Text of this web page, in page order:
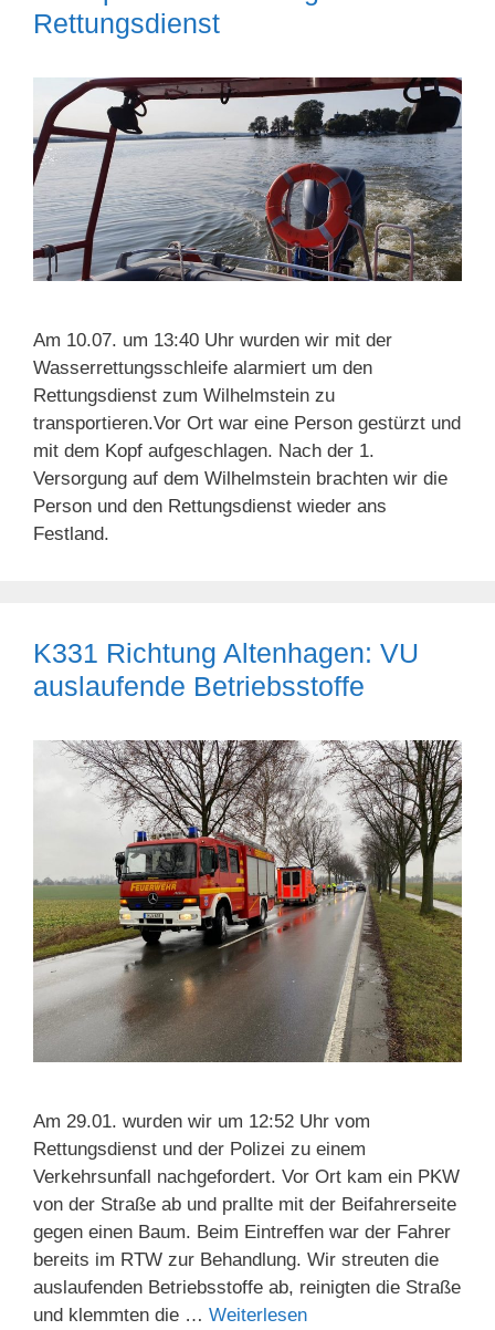
Rettungsdienst
Am 10.07. um 13:40 Uhr wurden wir mit der
Wasserrettungsschleife alarmiert um den
Rettungsdienst zum Wilhelmstein zu
transportieren.Vor Ort war eine Person gestürzt und
mit dem Kopf aufgeschlagen. Nach der 1.
Versorgung auf dem Wilhelmstein brachten wir die
Person und den Rettungsdienst wieder ans
Festland.
K331 Richtung Altenhagen: VU
auslaufende Betriebsstoffe
Am 29.01. wurden wir um 12:52 Uhr vom
Rettungsdienst und der Polizei zu einem
Verkehrsunfall nachgefordert. Vor Ort kam ein PKW
von der Straße ab und prallte mit der Beifahrerseite
gegen einen Baum. Beim Eintreffen war der Fahrer
bereits im RTW zur Behandlung. Wir streuten die
auslaufenden Betriebsstoffe ab, reinigten die Straße
und klemmten die … Weiterlesen